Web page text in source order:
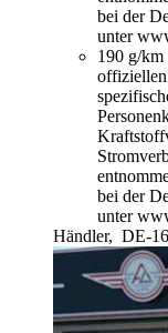
bei der
unter
190 g/
bei der
unter
Händler, DE-